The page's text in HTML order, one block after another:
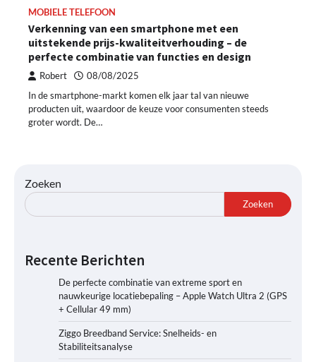
MOBIELE TELEFOON
Verkenning van een smartphone met een
uitstekende prijs-kwaliteitverhouding – de
perfecte combinatie van functies en design
Robert 08/08/2025
In de smartphone-markt komen elk jaar tal van nieuwe
producten uit, waardoor de keuze voor consumenten steeds
groter wordt. De…
Zoeken
Zoeken
Recente Berichten
De perfecte combinatie van extreme sport en
nauwkeurige locatiebepaling – Apple Watch Ultra 2 (GPS
+ Cellular 49 mm)
Ziggo Breedband Service: Snelheids- en
Stabiliteitsanalyse